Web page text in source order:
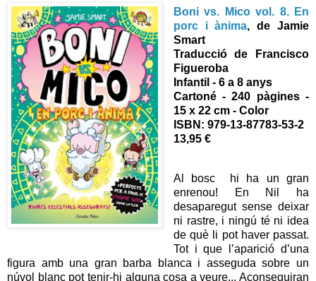
Boni vs. Mico vol. 8. En
porc i ànima, de Jamie
Smart
Traducció de Francisco
Figueroba
Infantil - 6 a 8 anys
Cartoné - 240 pàgines -
15 x 22 cm - Color
ISBN: 979-13-87783-53-2
13,95 €
Al bosc hi ha un gran
enrenou! En Nil ha
desaparegut sense deixar
ni rastre, i ningú té ni idea
de què li pot haver passat.
Tot i que l’aparició d’una
figura amb una gran barba blanca i asseguda sobre un
núvol blanc pot tenir-hi alguna cosa a veure... Aconseguiran